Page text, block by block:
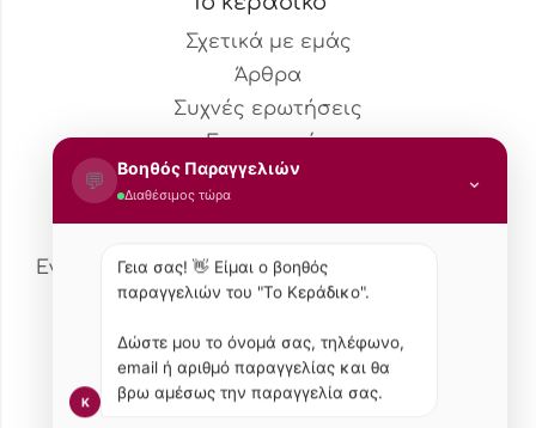
Σχετικά με εμάς
Άρθρα
Συχνές ερωτήσεις
Επικοινωνία
Newsletter
Εγγραφείτε στην λίστα μας για να μαθαίνετε
τις νέες αφίξεις και τις προσφορές.
💬 Βοηθός Παραγγελιών
Διαθέσιμος τώρα
⌄
K
Γεια σας! 👋 Είμαι ο βοηθός
παραγγελιών του "Το Κεράδικο".
Δώστε μου το όνομά σας, τηλέφωνο,
email ή αριθμό παραγγελίας και θα
βρω αμέσως την παραγγελία σας.